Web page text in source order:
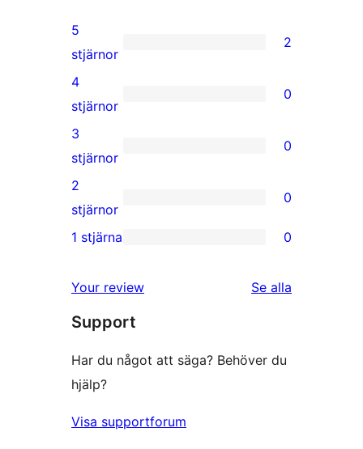
2
5-
stjärniga
recensioner
5
stjärnor
2
0
4-
stjärniga
recensioner
4
stjärnor
0
0
3-
stjärniga
recensioner
3
stjärnor
0
0
2-
recensioner
2
stjärnor
0
stjärniga
recensioner
1 stjärna 0
Your review
Se alla
Support
Har du något att säga? Behöver du
hjälp?
Visa supportforum